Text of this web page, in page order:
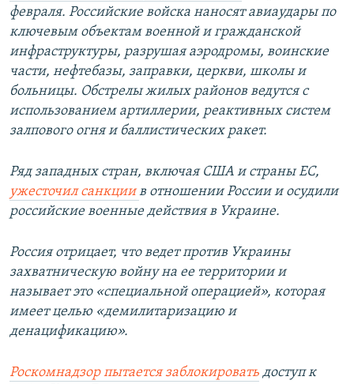
февраля. Российские войска наносят авиаудары по
ключевым объектам военной и гражданской
инфраструктуры, разрушая аэродромы, воинские
части, нефтебазы, заправки, церкви, школы и
больницы. Обстрелы жилых районов ведутся с
использованием артиллерии, реактивных систем
залпового огня и баллистических ракет.
Ряд западных стран, включая США и страны ЕС,
ужесточил санкциив отношении России и осудили
российские военные действия в Украине.
Россия отрицает, что ведет против Украины
захватническую войну на ее территории и
называет это «специальной операцией», которая
имеет целью «демилитаризацию и
денацификацию».
Роскомнадзор пытается заблокировать доступ к